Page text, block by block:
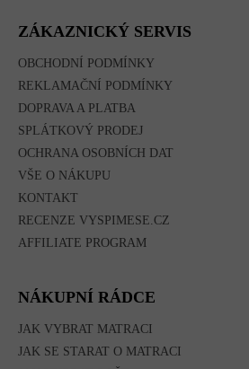
ZÁKAZNICKÝ SERVIS
OBCHODNÍ PODMÍNKY
REKLAMAČNÍ PODMÍNKY
DOPRAVA A PLATBA
SPLÁTKOVÝ PRODEJ
OCHRANA OSOBNÍCH DAT
VŠE O NÁKUPU
KONTAKT
RECENZE VYSPIMESE.CZ
AFFILIATE PROGRAM
NÁKUPNÍ RÁDCE
JAK VYBRAT MATRACI
JAK SE STARAT O MATRACI